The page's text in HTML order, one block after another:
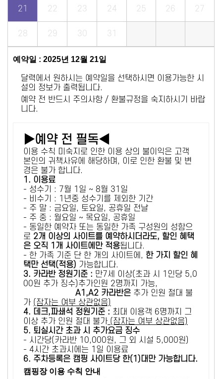
21 22 23 24 25 26 27
28 29 30 31
예약일 : 2025년 12월 21일
달력에서 원하시는 예약일을 선택하시면 이용가능한 시
설의 정보가 출력됩니다.
예약 전 반드시 주의사항 / 환불규정을 숙지하시기 바랍
니다.
▶예약 전 필독◀
이용 수칙 미숙지로 인한 이용 상의 불이익은 고객
본인의 귀책사유에 해당하며, 이로 인한 환불 및 변
경은 불가 합니다.
1. 이용료
- 성수기 : 7월 1일 ~ 8월 31일
- 비수기 : 1년중 성수기를 제외한 기간
- 주 말 : 금요일, 토요일, 공휴일 전날
- 주 중 : 월요일 ~ 목요일, 공휴일
- 동일한 예약자 또는 동일한 가족 구성원의 성함으
로 2개 이상의 사이트를 예약하시더라도, 할인 혜택
은 오직 1개 사이트에만 적용됩니다.
- 한 가족 기준 단 한 개의 사이트에, 한 가지 할인 혜
택만 선택(적용) 가능합니다.
3. 카라반 정원기준 : 만7세 이상(초과 시 1인당 5,0
00원 추가 징수)추가인원 2명까지 가능,
A1,A2 카라반은 추가 인원 절대 불
가 (잠자는 여부 상관없음)
4. 데크,파쇄석 정원기준 : ​최대 이용객 6명까지 그
이상 추가 인원 절대 불가 (잠자는 여부 상관없음)
5. 퇴실시간 초과 시 추가요금 징수
- 시간당(카라반 10,000원, 그 외 시설 5,000원)
- 4시간 초과시에는 1일 이용료
6. 주차등록은 캠핑 사이트당 한(1)대만 가능합니다.
캠핑장 이용 수칙 안내